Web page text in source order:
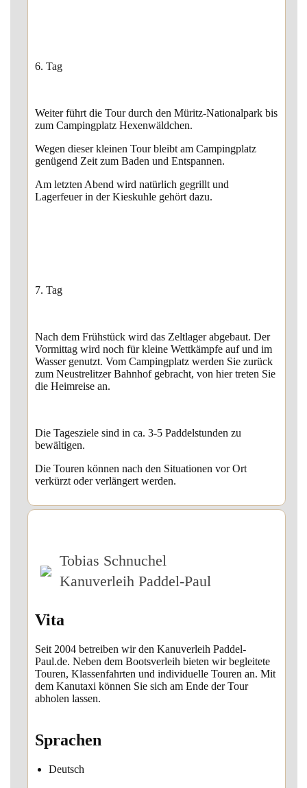
6. Tag
Weiter führt die Tour durch den Müritz-Nationalpark bis
zum Campingplatz Hexenwäldchen.
Wegen dieser kleinen Tour bleibt am Campingplatz
genügend Zeit zum Baden und Entspannen.
Am letzten Abend wird natürlich gegrillt und
Lagerfeuer in der Kieskuhle gehört dazu.
7. Tag
Nach dem Frühstück wird das Zeltlager abgebaut. Der
Vormittag wird noch für kleine Wettkämpfe auf und im
Wasser genutzt. Vom Campingplatz werden Sie zurück
zum Neustrelitzer Bahnhof gebracht, von hier treten Sie
die Heimreise an.
Die Tagesziele sind in ca. 3-5 Paddelstunden zu
bewältigen.
Die Touren können nach den Situationen vor Ort
verkürzt oder verlängert werden.
Tobias Schnuchel
Kanuverleih Paddel-Paul
Vita
Seit 2004 betreiben wir den Kanuverleih Paddel-
Paul.de. Neben dem Bootsverleih bieten wir begleitete
Touren, Klassenfahrten und individuelle Touren an. Mit
dem Kanutaxi können Sie sich am Ende der Tour
abholen lassen.
Sprachen
Deutsch